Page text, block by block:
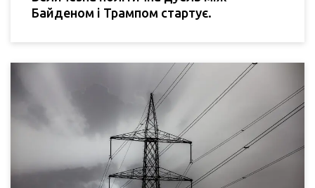
Байденом і Трампом стартує.